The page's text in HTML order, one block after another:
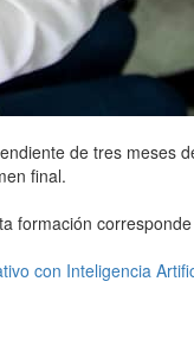
de tres meses
final.
formación
con Inteligencia